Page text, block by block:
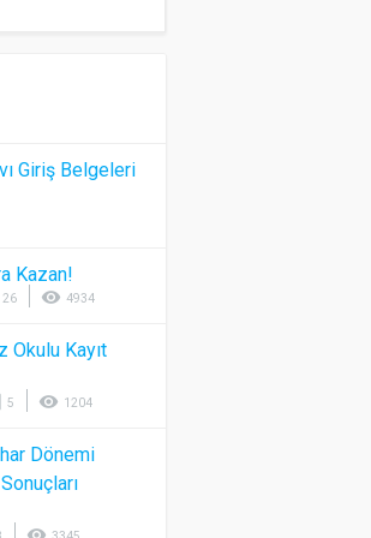
Giriş Belgeleri
Kazan!
26 visibility 4934
Okulu Kayıt
5 visibility 1204
Dönemi